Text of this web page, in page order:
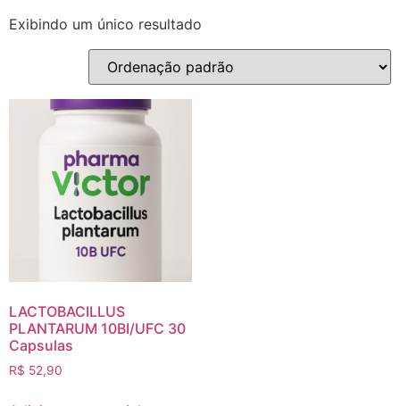
Exibindo um único resultado
LACTOBACILLUS
PLANTARUM 10BI/UFC 30
Capsulas
R$ 52,90